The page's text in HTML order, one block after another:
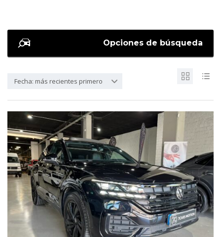
Opciones de búsqueda
Fecha: más recientes primero